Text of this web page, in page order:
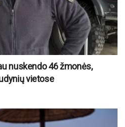
nuskendo 46 žmonės,
vietose